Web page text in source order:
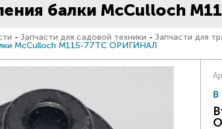
балки McCulloch
- Запчасти для садовой техники - Запчасти для
McCulloch М115-77ТС ОРИГИНАЛ
В